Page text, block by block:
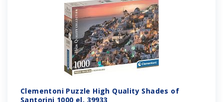
Clementoni Puzzle High Quality Shades of
Santorini 1000 el. 39933